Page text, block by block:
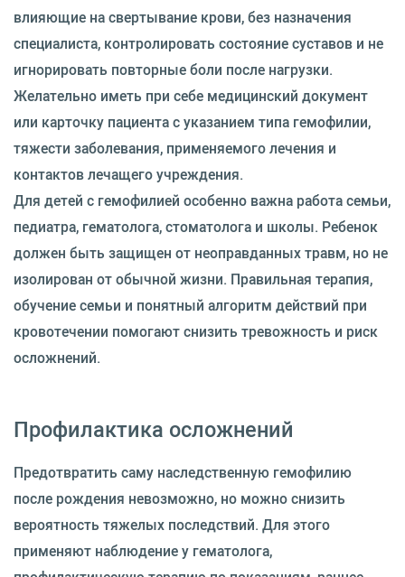
влияющие на свертывание крови, без назначения
специалиста, контролировать состояние суставов и не
игнорировать повторные боли после нагрузки.
Желательно иметь при себе медицинский документ
или карточку пациента с указанием типа гемофилии,
тяжести заболевания, применяемого лечения и
контактов лечащего учреждения.
Для детей с гемофилией особенно важна работа семьи,
педиатра, гематолога, стоматолога и школы. Ребенок
должен быть защищен от неоправданных травм, но не
изолирован от обычной жизни. Правильная терапия,
обучение семьи и понятный алгоритм действий при
кровотечении помогают снизить тревожность и риск
осложнений.
Профилактика осложнений
Предотвратить саму наследственную гемофилию
после рождения невозможно, но можно снизить
вероятность тяжелых последствий. Для этого
применяют наблюдение у гематолога,